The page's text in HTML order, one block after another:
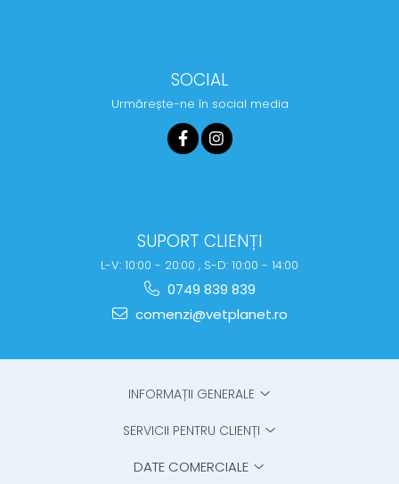
SOCIAL
Urmărește-ne în social media
SUPORT CLIENȚI
L-V: 10:00 - 20:00 , S-D: 10:00 - 14:00
0749 839 839
comenzi@vetplanet.ro
INFORMAȚII GENERALE
SERVICII PENTRU CLIENȚI
DATE COMERCIALE